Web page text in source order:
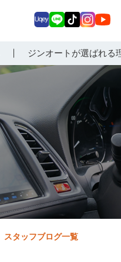
ジンオートが選ばれる
ey E
Tokagr
am
uT
ub
スタッフブログ一覧